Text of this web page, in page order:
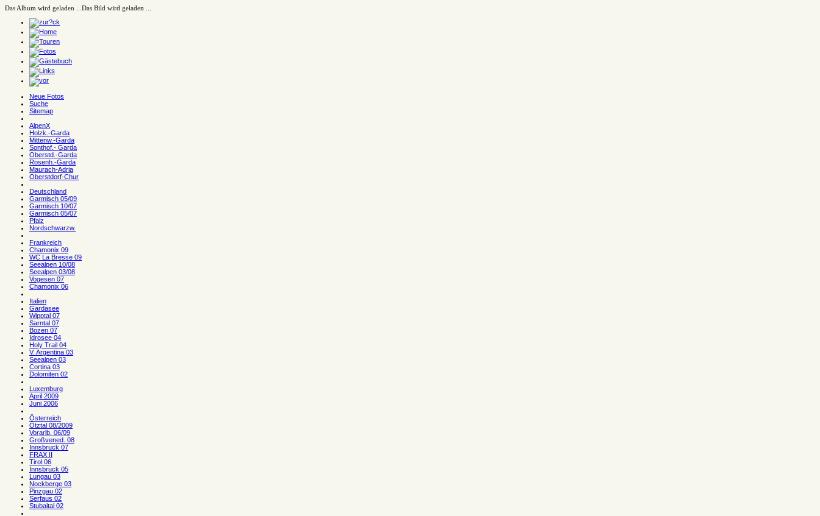
Das Album wird geladen ... Das Bild wird geladen ...
Neue Fotos
Suche
Sitemap
AlpenX
Holzk.-Garda
Mittenw.-Garda
Sonthof.- Garda
Oberstd.-Garda
Rosenh.-Garda
Maurach-Adria
Oberstdorf-Chur
Deutschland
Garmisch 05/09
Garmisch 10/07
Garmisch 05/07
Pfalz
Nordschwarzw.
Frankreich
Chamonix 09
WC La Bresse 09
Seealpen 10/08
Seealpen 03/08
Vogesen 07
Chamonix 06
Italien
Gardasee
Wipptal 07
Sarntal 07
Bozen 07
Idrosee 04
Holy Trail 04
V. Argentina 03
Seealpen 03
Cortina 03
Dolomiten 02
Luxemburg
April 2009
Juni 2006
Österreich
Ötztal 08/2009
Vorarlb. 06/09
Großvened. 08
Innsbruck 07
FRAX II
Tirol 06
Innsbruck 05
Lungau 03
Nockberge 03
Pinzgau 02
Serfaus 02
Stubaital 02